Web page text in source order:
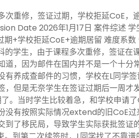
次重修，签证过期，学校拒延CoE，
Date 2026年1月17日 案件综述 学
期+学校拒延CoE+逾期居留 难度
的学生，由于课程多次重修，签证在
道，因为邮件在国内并不是一个十分
有养成查邮件的习惯，学校在L同学
，但是无奈学生在签证过期后一周才
。当时学生比较着急，和学校申请了
没有按照实际情况extend的旧CoE过
到了移民局，导致学生实际获批签证